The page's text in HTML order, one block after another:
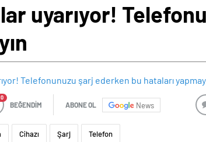
uyarıyor!
0
BEĞENDİM ABONE OL News
Cihazı Şarj Telefon